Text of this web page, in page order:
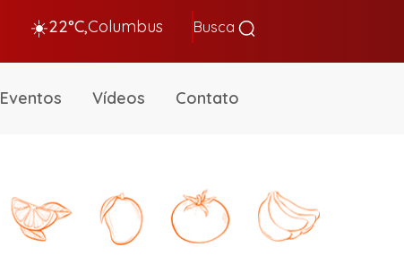
☀️22°C,Columbus Busca
Eventos Vídeos Contato